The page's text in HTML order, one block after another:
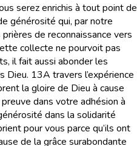
serez enrichis à tout point de
générosité qui, par notre
de reconnaissance vers
collecte ne pourvoit pas
il fait aussi abonder les
Dieu. 13A travers l’expérience
la gloire de Dieu à cause
dans votre adhésion à
dans la solidarité
pour vous parce qu’ils ont
de la grâce surabondante